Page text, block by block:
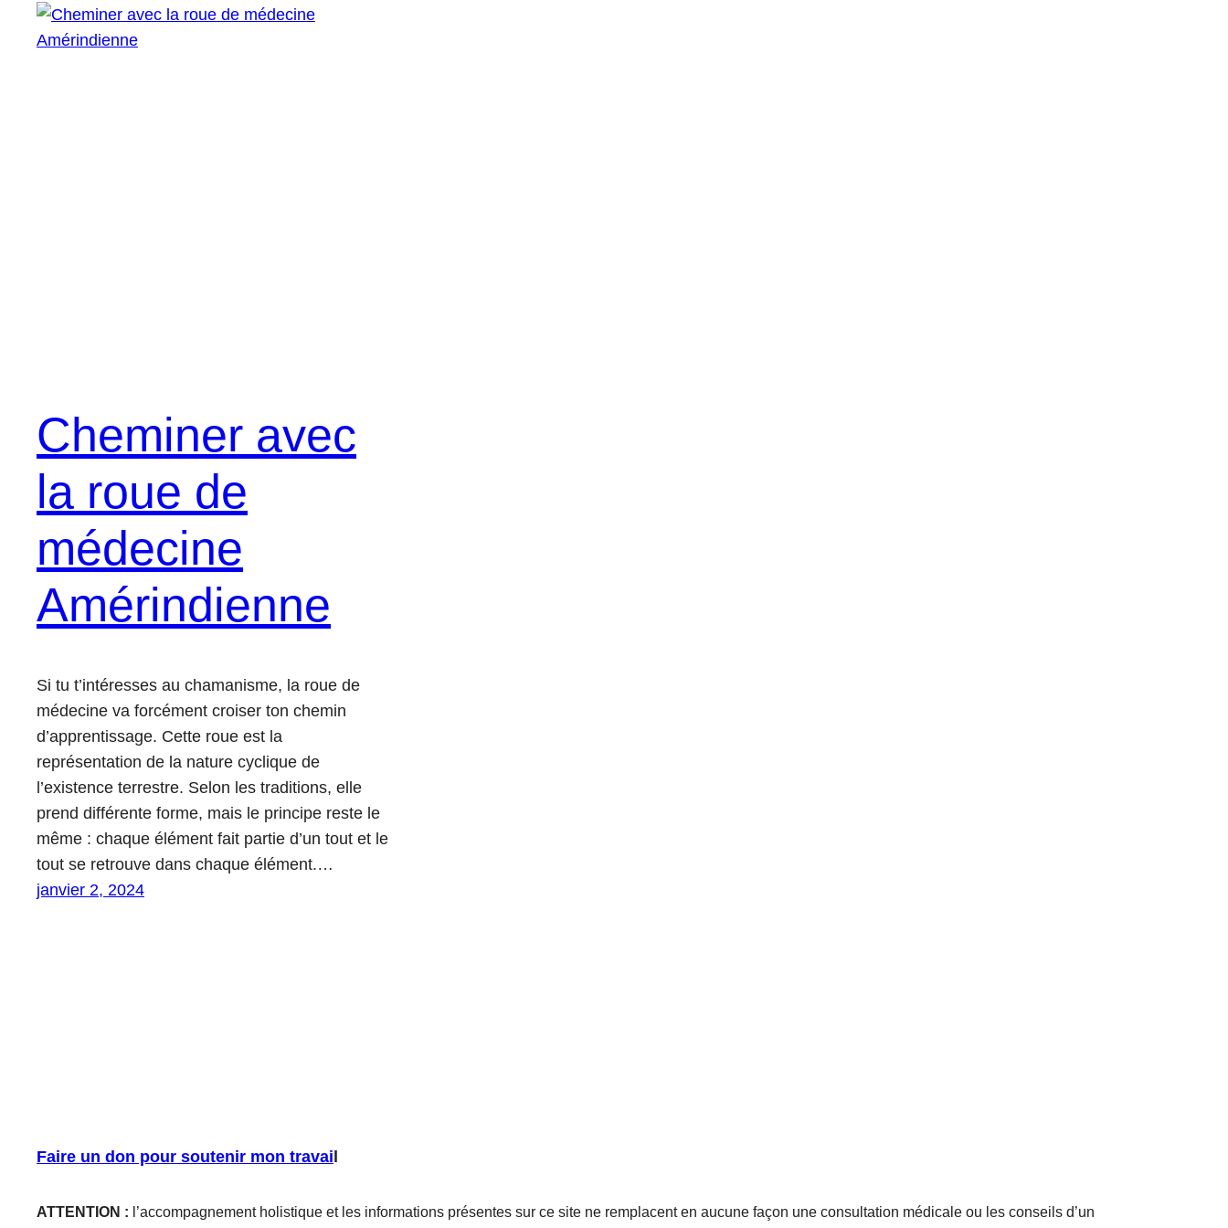
Cheminer avec
la roue de
médecine
Amérindienne
Si tu t’intéresses au chamanisme, la roue de
médecine va forcément croiser ton chemin
d’apprentissage. Cette roue est la
représentation de la nature cyclique de
l’existence terrestre. Selon les traditions, elle
prend différente forme, mais le principe reste le
même : chaque élément fait partie d’un tout et le
tout se retrouve dans chaque élément.…
janvier 2, 2024
Faire un don pour soutenir mon travail
ATTENTION : l’accompagnement holistique et les informations présentes sur ce site ne remplacent en aucune façon une consultation médicale ou les conseils d’un